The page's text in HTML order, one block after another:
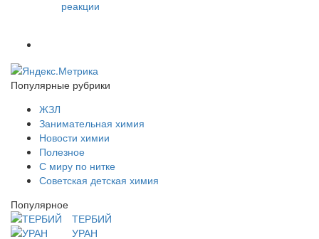
Популярные рубрики
ЖЗЛ
Занимательная химия
Новости химии
Полезное
С миру по нитке
Советская детская химия
Популярное
ТЕРБИЙ
УРАН